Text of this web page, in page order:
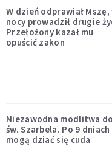
W dzień odprawiał Mszę,
nocy prowadził drugie
Przełożony kazał mu
opuścić zakon
Niezawodna modlitwa do
św. Szarbela. Po 9 dniach
mogą dziać się cuda